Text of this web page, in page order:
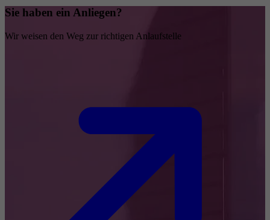
Sie haben ein Anliegen?
Wir weisen den Weg zur richtigen Anlaufstelle